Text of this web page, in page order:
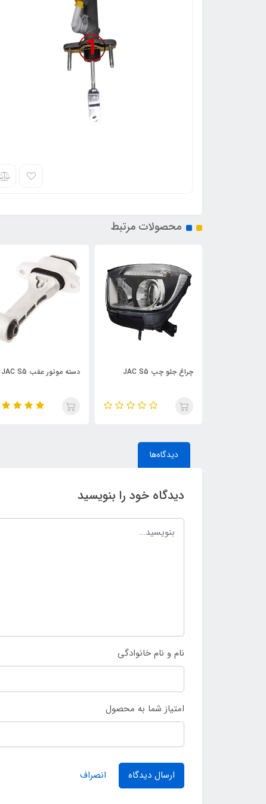
محصولات مرتبط
دسته موتور عقب JAC S5
نگهدارنده سپر جلو چپ JAC
دیدگاه‌ها
دیدگاه خود را بنویسید
نام و نام خانوادگی
امتیاز شما به محصول
ارسال دیدگاه انصراف